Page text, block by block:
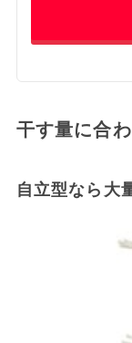
干す量に合
自立型なら大